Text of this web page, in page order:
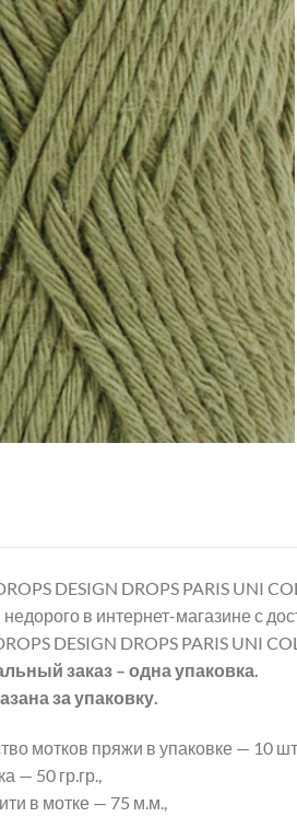
DESIGN DROPS PARIS UNI
в интернет-магазине с
DESIGN DROPS PARIS UNI
заказ – одна упаковка.
за упаковку.
мотков пряжи в упаковке — 10 шт.,
— 50 гр.гр.,
в мотке — 75 м.м.,